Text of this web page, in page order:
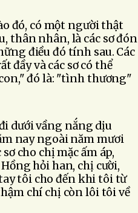
đó, có một người thật
thân nhân, là các sơ đón
điều đó tính sau. Các
đầy và các sơ có thể
đó là: "tình thương"
dưới vầng nắng dịu
nay ngoài năm mươi
cho chị mặc ấm áp,
hỏi han, chị cười,
tôi cho đến khi tôi từ
chí chị còn lôi tôi về